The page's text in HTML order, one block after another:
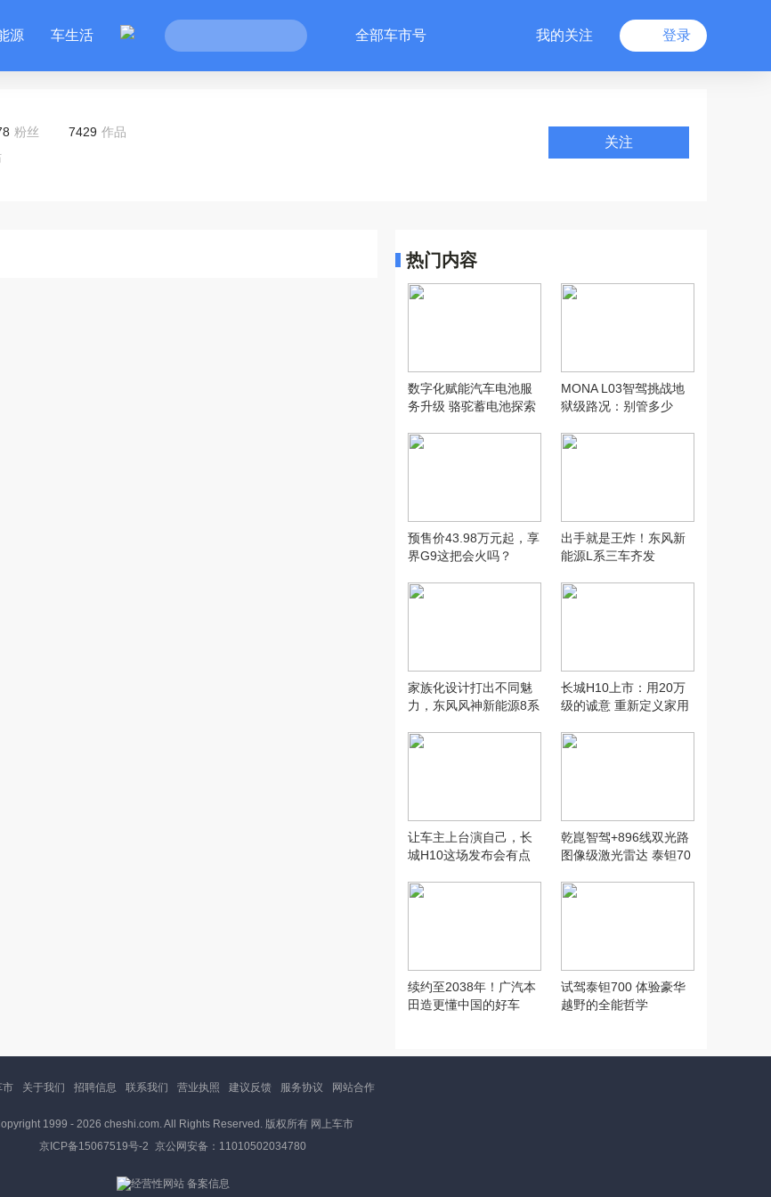
源 车生活 全部车市号 我的关注 登录
粉丝 7429 作品
关注
热门内容
数字化赋能汽车电池服
务升级 骆驼蓄电池探索
MONA L03智驾挑战地
狱级路况：别管多少
驾
预售价43.98万元起，享
界G9这把会火吗？
出手就是王炸！东风新
能源L系三车齐发
家族化设计打出不同魅
力，东风风神新能源8系
长城H10上市：用20万
级的诚意 重新定义家用
让车主上台演自己，长
城H10这场发布会有点
乾崑智驾+896线双光路
图像级激光雷达 泰钽70
续约至2038年！广汽本
田造更懂中国的好车
试驾泰钽700 体验豪华
越野的全能哲学
市 关于我们 招聘信息 联系我们 营业执照 建议反馈 服务协议 网站合作
1999 - 2026 cheshi.com. All Rights Reserved. 版权所有 网上车市
京ICP备15067519号-2 京公网安备：11010502034780